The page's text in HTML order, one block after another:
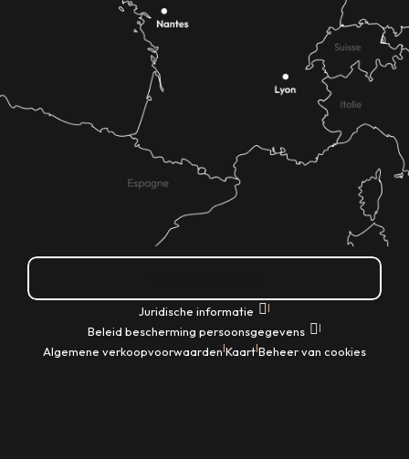
Juridische informatie |
Beleid bescherming persoonsgegevens |
Algemene verkoopvoorwaarden|Kaart|Beheer van cookies